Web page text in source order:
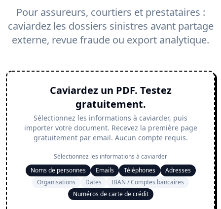
Pour assureurs, courtiers et prestataires :
caviardez les dossiers sinistres avant partage
externe, revue fraude ou export analytique.
Caviardez un PDF. Testez
gratuitement.
Sélectionnez les informations à caviarder, puis
importer votre document. Recevez la première page
gratuitement par email. Aucun compte requis.
Sélectionnez les informations à caviarder
Noms de personnes
Emails Téléphones
Adresses
Organisations
Dates
IBAN / Comptes bancaires
Numéros de carte de crédit